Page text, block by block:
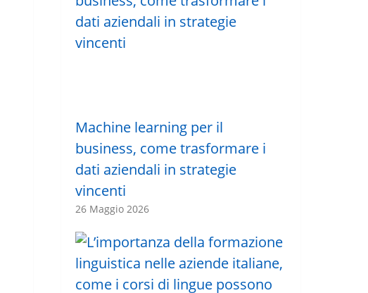
Machine learning per il
business, come trasformare i
dati aziendali in strategie
vincenti
26 Maggio 2026